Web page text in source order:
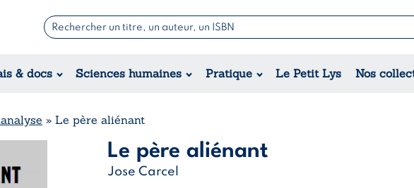
& docs Sciences humaines Pratique Le Petit Lys Nos
/ Policier
Romance
Jeunesse
Théâtre
» Le père aliénant
Le père aliénant
Jose Carcel